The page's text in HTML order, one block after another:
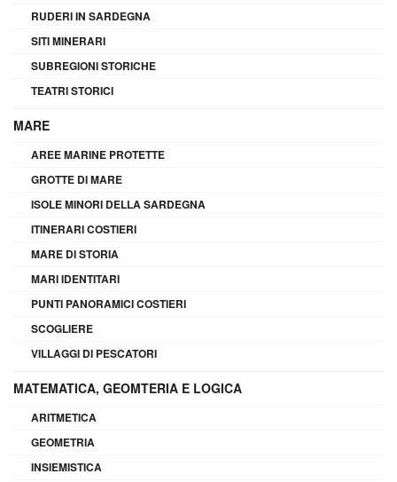
RUDERI IN SARDEGNA
SITI MINERARI
SUBREGIONI STORICHE
TEATRI STORICI
MARE
AREE MARINE PROTETTE
GROTTE DI MARE
ISOLE MINORI DELLA SARDEGNA
ITINERARI COSTIERI
MARE DI STORIA
MARI IDENTITARI
PUNTI PANORAMICI COSTIERI
SCOGLIERE
VILLAGGI DI PESCATORI
MATEMATICA, GEOMTERIA E LOGICA
ARITMETICA
GEOMETRIA
INSIEMISTICA